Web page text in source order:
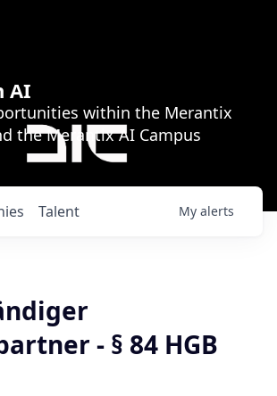
AI
within the Merantix
the Merantix AI Campus
Talent My alerts
- § 84 HGB